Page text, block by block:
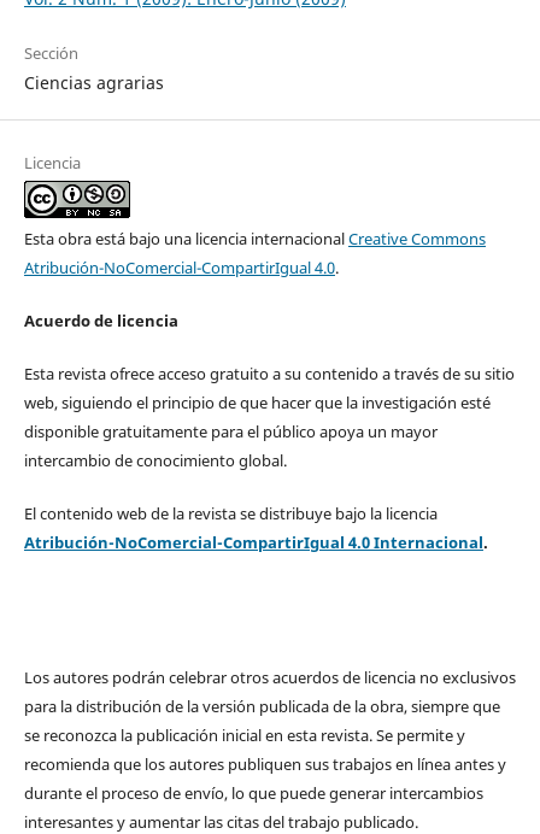
Sección
Ciencias agrarias
Licencia
Esta obra está bajo una licencia internacionalCreative Commons
Atribución-NoComercial-CompartirIgual 4.0.
Acuerdo de licencia
Esta revista ofrece acceso gratuito a su contenido a través de su sitio
web, siguiendo el principio de que hacer que la investigación esté
disponible gratuitamente para el público apoya un mayor
intercambio de conocimiento global.
El contenido web de la revista se distribuye bajo la licencia
Atribución-NoComercial-CompartirIgual 4.0 Internacional.
Los autores podrán celebrar otros acuerdos de licencia no exclusivos
para la distribución de la versión publicada de la obra, siempre que
se reconozca la publicación inicial en esta revista. Se permite y
recomienda que los autores publiquen sus trabajos en línea antes y
durante el proceso de envío, lo que puede generar intercambios
interesantes y aumentar las citas del trabajo publicado.